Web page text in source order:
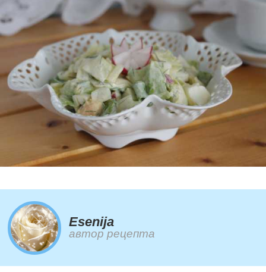
Esenija
автор рецепта